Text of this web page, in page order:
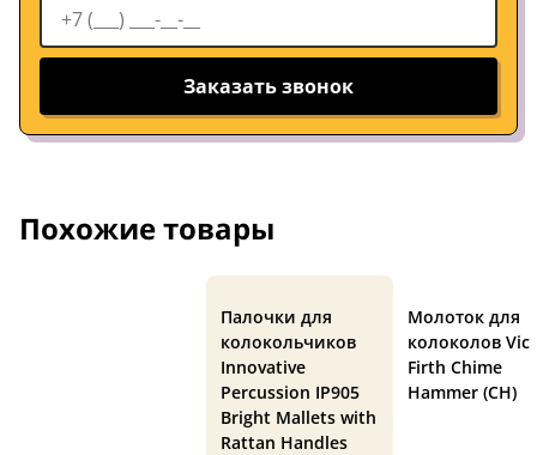
Заказать звонок
Похожие товары
Палочки для
колокольчиков
Innovative
Percussion IP905
Bright Mallets with
Rattan Handles
Молоток для
колоколов Vic
Firth Chime
Hammer (CH)